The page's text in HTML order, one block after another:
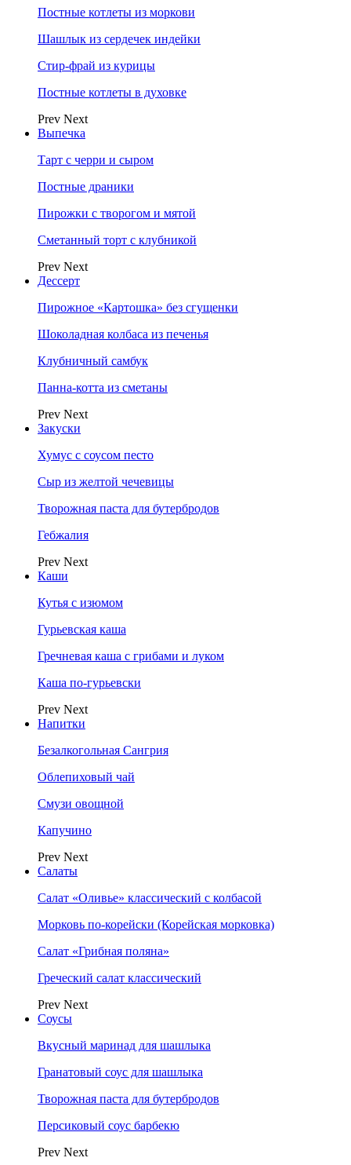
Постные котлеты из моркови
Шашлык из сердечек индейки
Стир-фрай из курицы
Постные котлеты в духовке
Prev Next
Выпечка
Тарт с черри и сыром
Постные драники
Пирожки с творогом и мятой
Сметанный торт с клубникой
Prev Next
Дессерт
Пирожное «Картошка» без сгущенки
Шоколадная колбаса из печенья
Клубничный самбук
Панна-котта из сметаны
Prev Next
Закуски
Хумус с соусом песто
Сыр из желтой чечевицы
Творожная паста для бутербродов
Гебжалия
Prev Next
Каши
Кутья с изюмом
Гурьевская каша
Гречневая каша с грибами и луком
Каша по-гурьевски
Prev Next
Напитки
Безалкогольная Сангрия
Облепиховый чай
Смузи овощной
Капучино
Prev Next
Салаты
Салат «Оливье» классический с колбасой
Морковь по-корейски (Корейская морковка)
Салат «Грибная поляна»
Греческий салат классический
Prev Next
Соусы
Вкусный маринад для шашлыка
Гранатовый соус для шашлыка
Творожная паста для бутербродов
Персиковый соус барбекю
Prev Next